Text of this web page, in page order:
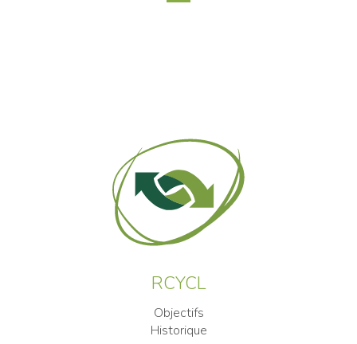
RCYCL
Objectifs
Historique